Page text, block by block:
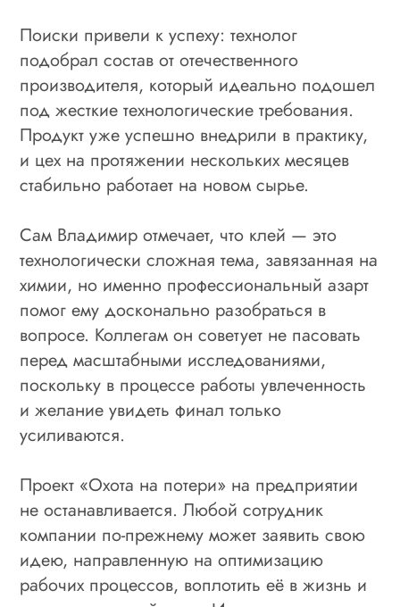
Поиски привели к успеху: технолог
подобрал состав от отечественного
производителя, который идеально подошел
под жесткие технологические требования.
Продукт уже успешно внедрили в практику,
и цех на протяжении нескольких месяцев
стабильно работает на новом сырье.
Сам Владимир отмечает, что клей — это
технологически сложная тема, завязанная на
химии, но именно профессиональный азарт
помог ему досконально разобраться в
вопросе. Коллегам он советует не пасовать
перед масштабными исследованиями,
поскольку в процессе работы увлеченность
и желание увидеть финал только
усиливаются.
Проект «Охота на потери» на предприятии
не останавливается. Любой сотрудник
компании по-прежнему может заявить свою
идею, направленную на оптимизацию
рабочих процессов, воплотить её в жизнь и